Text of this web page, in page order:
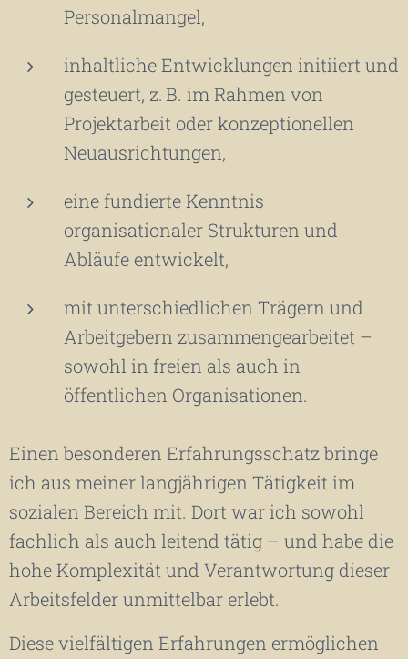
Personalmangel,
inhaltliche Entwicklungen initiiert und
gesteuert, z. B. im Rahmen von
Projektarbeit oder konzeptionellen
Neuausrichtungen,
eine fundierte Kenntnis
organisationaler Strukturen und
Abläufe entwickelt,
mit unterschiedlichen Trägern und
Arbeitgebern zusammengearbeitet –
sowohl in freien als auch in
öffentlichen Organisationen.
Einen besonderen Erfahrungsschatz bringe
ich aus meiner langjährigen Tätigkeit im
sozialen Bereich mit. Dort war ich sowohl
fachlich als auch leitend tätig – und habe die
hohe Komplexität und Verantwortung dieser
Arbeitsfelder unmittelbar erlebt.
Diese vielfältigen Erfahrungen ermöglichen